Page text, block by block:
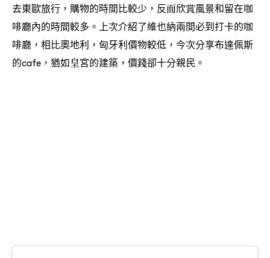
去東歐旅行 ， 購物的時間比較少 ， 反而欣賞風景和留在咖
啡廳內的時間較多。上次介紹了維也納兩間必到打卡的咖
啡廳 ， 相比奧地利 ， 匈牙利價物較低 ， 今次分享布達佩斯
的cafe， 猶如皇宮的建築 ， 價錢卻十分親民。